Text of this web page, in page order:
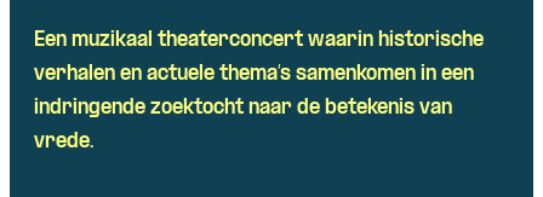
Een muzikaal theaterconcert waarin historische
verhalen en actuele thema’s samenkomen in een
indringende zoektocht naar de betekenis van
vrede.